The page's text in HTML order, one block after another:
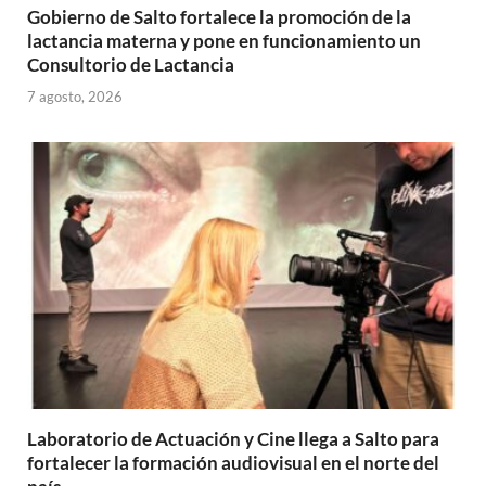
Gobierno de Salto fortalece la promoción de la
lactancia materna y pone en funcionamiento un
Consultorio de Lactancia
7 agosto, 2026
Laboratorio de Actuación y Cine llega a Salto para
fortalecer la formación audiovisual en el norte del